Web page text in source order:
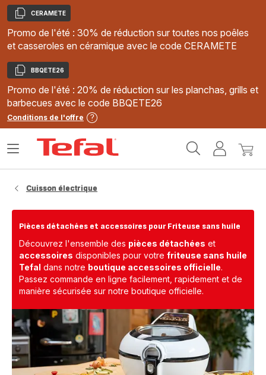
Copier
CERAMETE
Promo de l'été : 30% de réduction sur toutes nos poêles
et casseroles en céramique avec le code CERAMETE
Copier
BBQETE26
Promo de l'été : 20% de réduction sur les planchas, grills et
barbecues avec le code BBQETE26
Conditions de l'offre
MonMon
Ouvrir
Cuisson électrique
Pièces détachées et accessoires pour Friteuse sans huile
Découvrez l'ensemble des pièces détachées et
accessoires disponibles pour votre friteuse sans huile
Tefal dans notre boutique accessoires officielle.
Passez commande en ligne facilement, rapidement et de
manière sécurisée sur notre boutique officielle.